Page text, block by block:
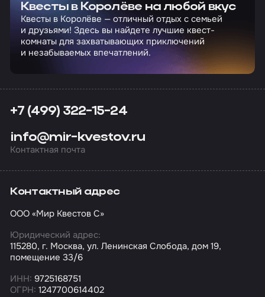
Квесты в Королёве на любой вкус
Квесты в Королёве — отличный отдых с семьей
и друзьями! Здесь вы найдете лучшие квест-
комнаты для захватывающих приключений
и незабываемых впечатлений.
+7 (499) 322-15-24
info@mir-kvestov.ru
Контактная почта
Контактный адрес
ООО «Мир Квестов С»
Юридический адрес:
115280, г. Москва, ул. Ленинская Слобода, дом 19,
помещение 33/6
ИНН: 9725168751
ОГРН: 1247700614402